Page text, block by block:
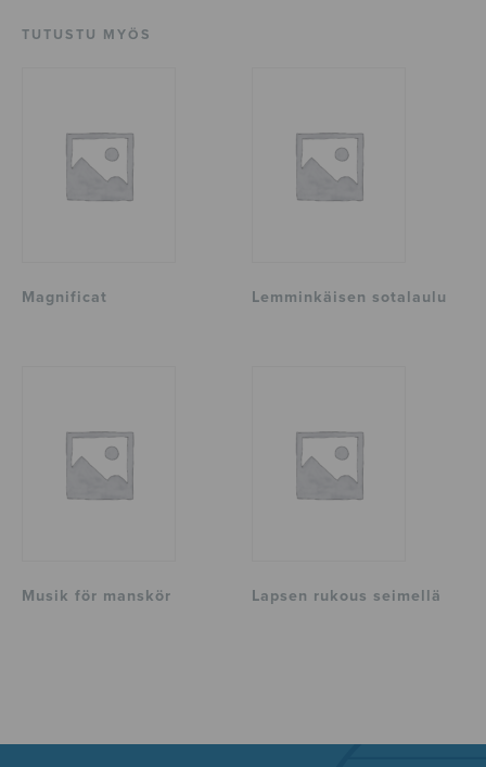
TUTUSTU MYÖS
Magnificat Lemminkäisen sotalaulu
Musik för manskör Lapsen rukous seimellä